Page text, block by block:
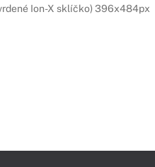
Ion-X sklíčko) 396x484px